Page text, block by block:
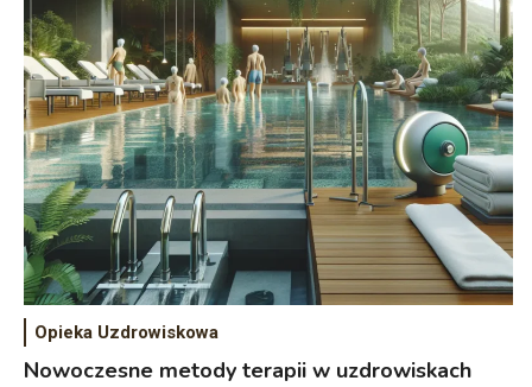
Opieka Uzdrowiskowa
Nowoczesne metody terapii w uzdrowiskach